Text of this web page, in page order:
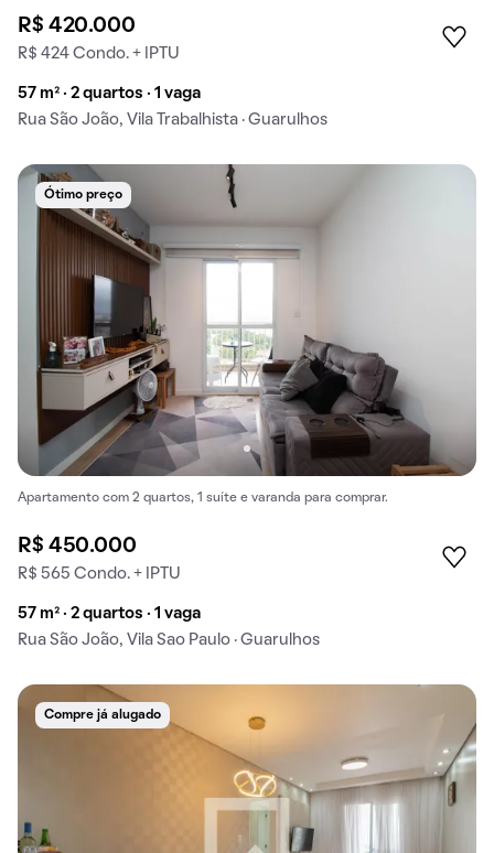
R$ 420.000
R$ 424 Condo. + IPTU
57 m² · 2 quartos · 1 vaga
Rua São João, Vila Trabalhista · Guarulhos
Ótimo preço
Apartamento com 2 quartos, 1 suíte e varanda para comprar.
R$ 450.000
R$ 565 Condo. + IPTU
57 m² · 2 quartos · 1 vaga
Rua São João, Vila Sao Paulo · Guarulhos
Compre já alugado